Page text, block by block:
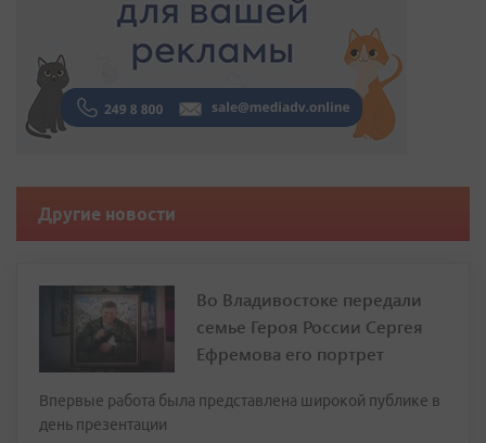
Другие новости
Во Владивостоке передали
семье Героя России Сергея
Ефремова его портрет
Впервые работа была представлена широкой публике в
день презентации